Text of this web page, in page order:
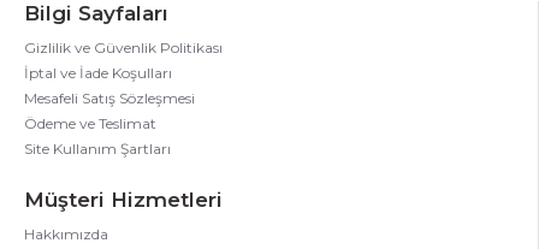
Bilgi Sayfaları
Gizlilik ve Güvenlik Politikası
İptal ve İade Koşulları
Mesafeli Satış Sözleşmesi
Ödeme ve Teslimat
Site Kullanım Şartları
Müşteri Hizmetleri
Hakkımızda